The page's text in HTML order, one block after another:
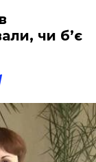
чи б’є